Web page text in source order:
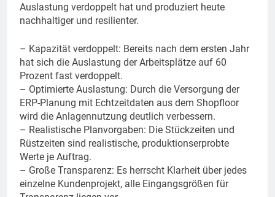
Auslastung verdoppelt hat und produziert heute
nachhaltiger und resilienter.
– Kapazität verdoppelt: Bereits nach dem ersten Jahr
hat sich die Auslastung der Arbeitsplätze auf 60
Prozent fast verdoppelt.
– Optimierte Auslastung: Durch die Versorgung der
ERP-Planung mit Echtzeitdaten aus dem Shopfloor
wird die Anlagennutzung deutlich verbessern.
– Realistische Planvorgaben: Die Stückzeiten und
Rüstzeiten sind realistische, produktionserprobte
Werte je Auftrag.
– Große Transparenz: Es herrscht Klarheit über jedes
einzelne Kundenprojekt, alle Eingangsgrößen für